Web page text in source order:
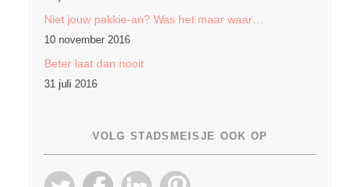
Niet jouw pakkie-an? Was het maar waar…
10 november 2016
Beter laat dan nooit
31 juli 2016
VOLG STADSMEISJE OOK OP